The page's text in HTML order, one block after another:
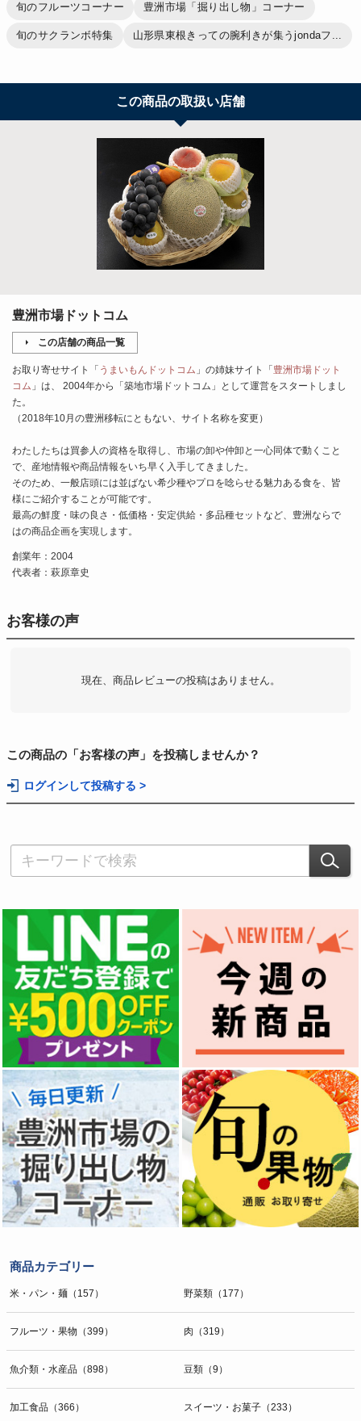
旬のフルーツコーナー 豊洲市場「掘り出し物」コーナー
旬のサクランボ特集 山形県東根きっての腕利きが集うjondaフ...
この商品の取扱い店舗
豊洲市場ドットコム
この店舗の商品一覧
お取り寄せサイト「 うまいもんドットコム 」の姉妹サイト「 豊洲市場ドット
コム 」は、 2004年から「築地市場ドットコム」として運営をスタートしまし
た。
（2018年10月の豊洲移転にともない、サイト名称を変更）
わたしたちは買参人の資格を取得し、市場の卸や仲卸と一心同体で動くこと
で、産地情報や商品情報をいち早く入手してきました。
そのため、一般店頭には並ばない希少種やプロを唸らせる魅力ある食を、皆
様にご紹介することが可能です。
最高の鮮度・味の良さ・低価格・安定供給・多品種セットなど、豊洲ならで
はの商品企画を実現します。
創業年：2004
代表者：萩原章史
お客様の声
現在、商品レビューの投稿はありません。
この商品の「お客様の声」を投稿しませんか？
ログインして投稿する >
商品カテゴリー
米・パン・麺（157） 野菜類（177）
フルーツ・果物（399） 肉（319）
魚介類・水産品（898） 豆類（9）
加工食品（366） スイーツ・お菓子（233）